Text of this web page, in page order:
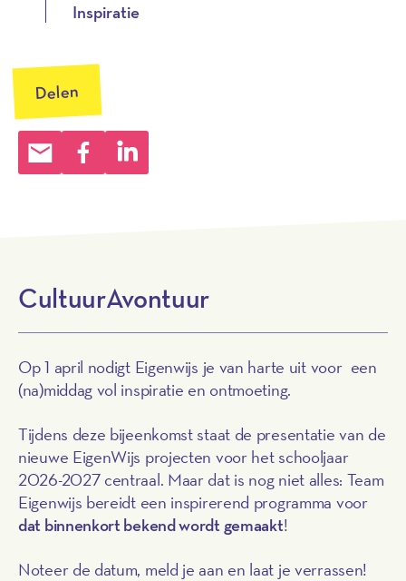
Inspiratie
Delen
CultuurAvontuur
Op 1 april nodigt Eigenwijs je van harte uit voor een
(na)middag vol inspiratie en ontmoeting.
Tijdens deze bijeenkomst staat de presentatie van de
nieuwe EigenWijs projecten voor het schooljaar
2026-2027 centraal. Maar dat is nog niet alles: Team
Eigenwijs bereidt een inspirerend programma voor
dat binnenkort bekend wordt gemaakt!
Noteer de datum, meld je aan en laat je verrassen!